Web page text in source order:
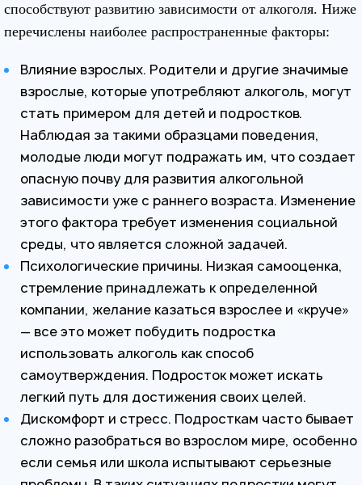
способствуют развитию зависимости от алкоголя. Ниже
перечислены наиболее распространенные факторы:
Влияние взрослых. Родители и другие значимые
взрослые, которые употребляют алкоголь, могут
стать примером для детей и подростков.
Наблюдая за такими образцами поведения,
молодые люди могут подражать им, что создает
опасную почву для развития алкогольной
зависимости уже с раннего возраста. Изменение
этого фактора требует изменения социальной
среды, что является сложной задачей.
Психологические причины. Низкая самооценка,
стремление принадлежать к определенной
компании, желание казаться взрослее и «круче»
— все это может побудить подростка
использовать алкоголь как способ
самоутверждения. Подросток может искать
легкий путь для достижения своих целей.
Дискомфорт и стресс. Подросткам часто бывает
сложно разобраться во взрослом мире, особенно
если семья или школа испытывают серьезные